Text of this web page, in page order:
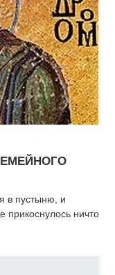
в пустыню, и
прикоснулось ничто